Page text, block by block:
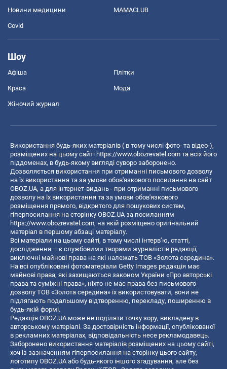
Новини медицини MAMACLUB
Covid
Шоу
Афіша Плітки
Краса Мода
Жіночий журнал
Використання будь-яких матеріалів ( в тому числі фото- та відео-),
розміщених на цьому сайті https://www.obozrevatel.com та всіх його
піддоменах, в будь-якому вигляді суворо заборонено.
Дозволяється використання при отриманні письмового дозволу
на їх використання та за умови обов'язкового посилання на сайт
OBOZ.UA, а для інтернет-видань - при отриманні письмового
дозволу на їх використання та за умови обов'язкового
розміщення прямого, відкритого для пошукових систем,
гіперпосилання на сторінку OBOZ.UA за посиланням
https://www.obozrevatel.com, на якій розміщено оригінальний
матеріал в першому абзаці матеріалу.
Всі матеріали на цьому сайті, в тому числі інтерв’ю, статті,
дослідження – є службовими творами журналістів редакції,
виключні майнові права на які належать ТОВ «Золота середина».
На всі опубліковані фотоматеріали Getty Images редакція має
майнові права, які захищаються законом України «Про авторські
права та суміжні права», ніхто не має права без письмового
дозволу ТОВ «Золота середина» їх використовувати, вони не
підлягають подальшому відтворенню, перекладу, поширенню в
будь-якій формі.
Редакція OBOZ.UA може не поділяти точку зору, викладену в
авторському матеріалі. За достовірність інформації, опублікованої
в рекламних матеріалах, відповідальність несе рекламодавець.
Заборонено використання матеріалів розміщених на цьому сайті,
хоч із зазначенням гіперпосилання на сторінку цього сайту,
логотипу OBOZ.UA або будь-якого іншого згадування, але без